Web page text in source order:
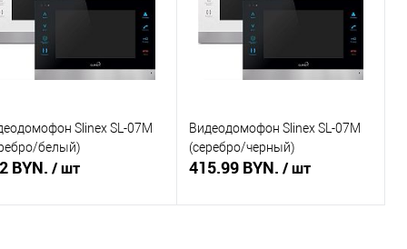
Недоступно
В избранное
Недоступно
Slinex SL-07M
белый)
BYN. / шт
Видеодомофон Slinex SL-07M
(серебро/черный)
415.99 BYN. / шт